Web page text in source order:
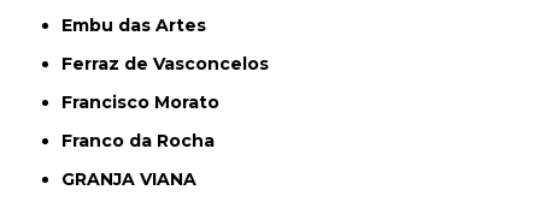
Embu das Artes
Ferraz de Vasconcelos
Francisco Morato
Franco da Rocha
GRANJA VIANA